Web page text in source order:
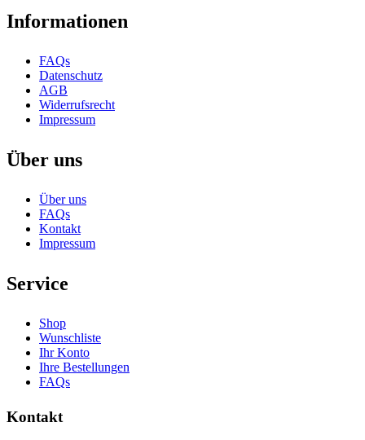
Informationen
FAQs
Datenschutz
AGB
Widerrufsrecht
Impressum
Über uns
Über uns
FAQs
Kontakt
Impressum
Service
Shop
Wunschliste
Ihr Konto
Ihre Bestellungen
FAQs
Kontakt